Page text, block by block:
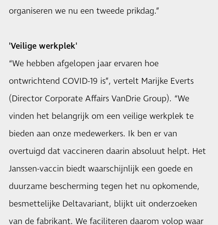
organiseren we nu een tweede prikdag.”
'Veilige werkplek'
“We hebben afgelopen jaar ervaren hoe
ontwrichtend COVID-19 is”, vertelt Marijke Everts
(Director Corporate Affairs VanDrie Group). “We
vinden het belangrijk om een veilige werkplek te
bieden aan onze medewerkers. Ik ben er van
overtuigd dat vaccineren daarin absoluut helpt. Het
Janssen-vaccin biedt waarschijnlijk een goede en
duurzame bescherming tegen het nu opkomende,
besmettelijke Deltavariant, blijkt uit onderzoeken
van de fabrikant. We faciliteren daarom volop waar